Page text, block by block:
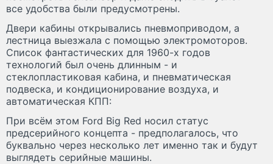
все удобства были предусмотрены.
Двери кабины открывались пневмоприводом, а
лестница выезжала с помощью электромоторов.
Список фантастических для 1960-х годов
технологий был очень длинным - и
стеклопластиковая кабина, и пневматическая
подвеска, и кондиционирование воздуха, и
автоматическая КПП:
При всём этом Ford Big Red носил статус
предсерийного концепта - предполагалось, что
буквально через несколько лет именно так и будут
выглядеть серийные машины.